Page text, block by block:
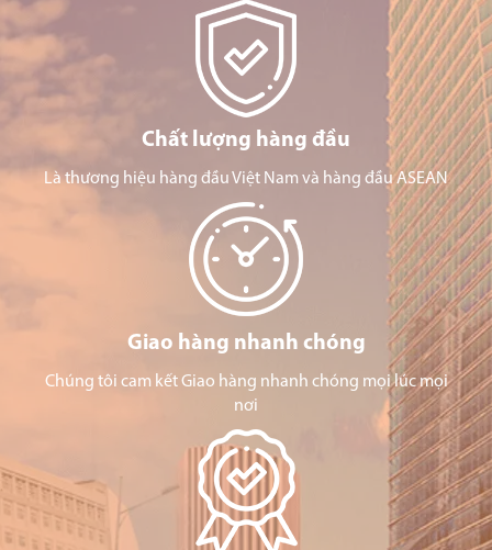
Chất lượng hàng đầu
Là thương hiệu hàng đầu Việt Nam và hàng đầu ASEAN
Giao hàng nhanh chóng
Chúng tôi cam kết Giao hàng nhanh chóng mọi lúc mọi
nơi